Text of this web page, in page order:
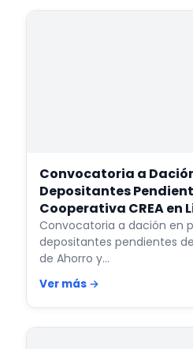
Convocatoria a
Depositantes
Cooperativa CREA en
Convocatoria a dación en
depositantes pendientes
de Ahorro y…
Ver más →